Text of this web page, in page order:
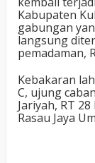
Kabupaten
gabungan
langsung
pemadaman,
Kebakaran
C, ujung
Jariyah, RT
Rasau Jaya